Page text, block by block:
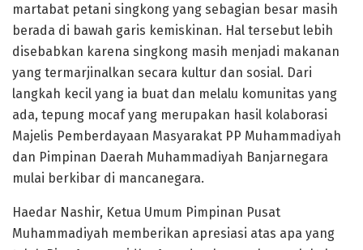
martabat petani singkong yang sebagian besar masih
berada di bawah garis kemiskinan. Hal tersebut lebih
disebabkan karena singkong masih menjadi makanan
yang termarjinalkan secara kultur dan sosial. Dari
langkah kecil yang ia buat dan melalu komunitas yang
ada, tepung mocaf yang merupakan hasil kolaborasi
Majelis Pemberdayaan Masyarakat PP Muhammadiyah
dan Pimpinan Daerah Muhammadiyah Banjarnegara
mulai berkibar di mancanegara.
Haedar Nashir, Ketua Umum Pimpinan Pusat
Muhammadiyah memberikan apresiasi atas apa yang